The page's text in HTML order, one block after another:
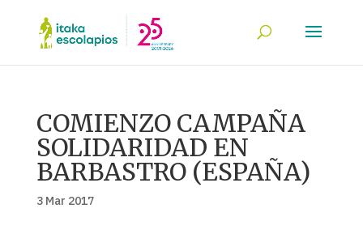
COMIENZO CAMPAÑA
SOLIDARIDAD EN
BARBASTRO (ESPAÑA)
3 Mar 2017